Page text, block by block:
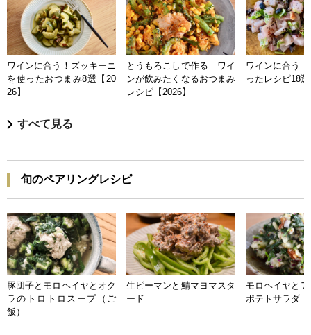
ワインに合う！ズッキーニ
を使ったおつまみ8選【20
26】
とうもろこしで作る ワイ
ンが飲みたくなるおつまみ
レシピ【2026】
ワインに合う
ったレシピ18
すべて見る
旬のペアリングレシピ
豚団子とモロヘイヤとオク
ラのトロトロスープ（ご
飯）
生ピーマンと鯖マヨマスタ
ード
モロヘイヤと
ポテトサラダ